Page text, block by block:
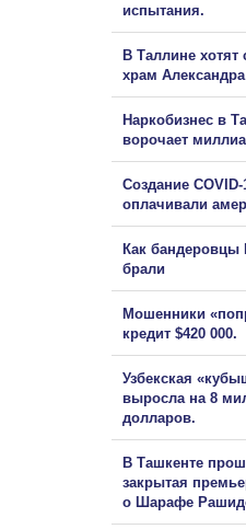
испытания.
В Таллине хотят
храм
Наркобизнес в
ворочает
Создание COVID-
оплачивали
Как бандеровцы
брали
Мошенники
кредит $420 000.
Узбекская
выросла на 8
долларов.
В Ташкенте
закрытая
о Шарафе